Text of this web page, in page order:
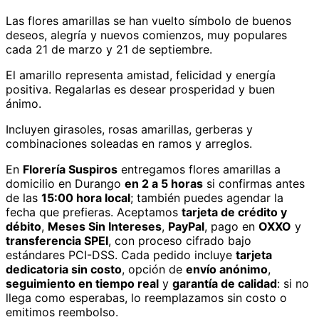
Las flores amarillas se han vuelto símbolo de buenos
deseos, alegría y nuevos comienzos, muy populares
cada 21 de marzo y 21 de septiembre.
El amarillo representa amistad, felicidad y energía
positiva. Regalarlas es desear prosperidad y buen
ánimo.
Incluyen girasoles, rosas amarillas, gerberas y
combinaciones soleadas en ramos y arreglos.
En Florería Suspiros entregamos flores amarillas a
domicilio en Durango en 2 a 5 horas si confirmas antes
de las 15:00 hora local; también puedes agendar la
fecha que prefieras. Aceptamos tarjeta de crédito y
débito, Meses Sin Intereses, PayPal, pago en OXXO y
transferencia SPEI, con proceso cifrado bajo
estándares PCI-DSS. Cada pedido incluye tarjeta
dedicatoria sin costo, opción de envío anónimo,
seguimiento en tiempo real y garantía de calidad: si no
llega como esperabas, lo reemplazamos sin costo o
emitimos reembolso.